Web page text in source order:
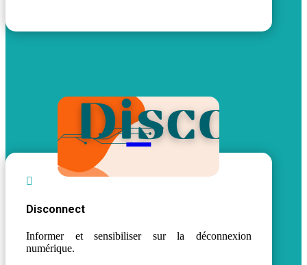


Disconnect
Informer et sensibiliser sur la déconnexion
numérique.